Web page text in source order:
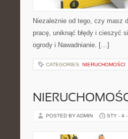
Niezależnie od tego, czy masz
pracę, uniknąć błędy i cieszyć
ogrody i Nawadnianie. […]
CATEGORIES: NIERUCHOMOŚCI
POSTED BY ADMIN STY - 4